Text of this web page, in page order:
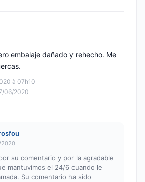
à 07h10
06/2020
embalaje dañado y rehecho. Me
2020
su comentario y por la agradable
mantuvimos el 24/6 cuando le
Su comentario ha sido